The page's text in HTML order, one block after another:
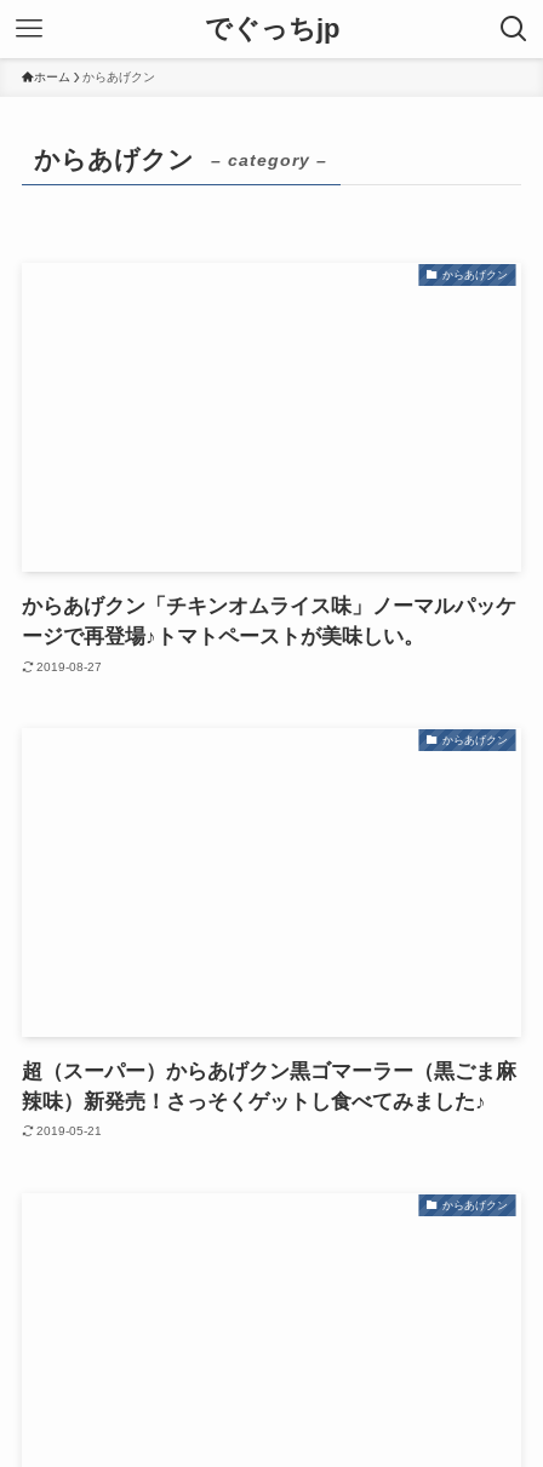
でぐっちjp
ホーム からあげクン
からあげクン – category –
からあげクン
からあげクン「チキンオムライス味」ノーマルパッケ
ージで再登場♪トマトペーストが美味しい。
2019-08-27
からあげクン
超（スーパー）からあげクン黒ゴマーラー（黒ごま麻
辣味）新発売！さっそくゲットし食べてみました♪
2019-05-21
からあげクン